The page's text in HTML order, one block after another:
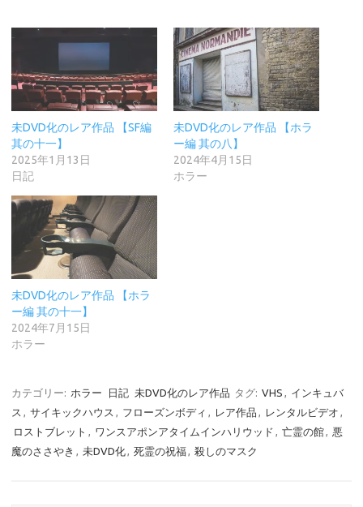
未DVD化のレア作品 【SF編
其の十一】
2025年1月13日
日記
未DVD化のレア作品 【ホラ
ー編 其の八】
2024年4月15日
ホラー
未DVD化のレア作品 【ホラ
ー編 其の十一】
2024年7月15日
ホラー
カテゴリー: ホラー 日記 未DVD化のレア作品 タグ: VHS , インキュバ
ス , サイキックハウス , フローズンボディ , レア作品 , レンタルビデオ ,
ロストブレット , ワンスアポンアタイムインハリウッド , 亡霊の館, 悪
魔のささやき , 未DVD化, 死霊の祝福, 殺しのマスク